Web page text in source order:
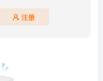
注册